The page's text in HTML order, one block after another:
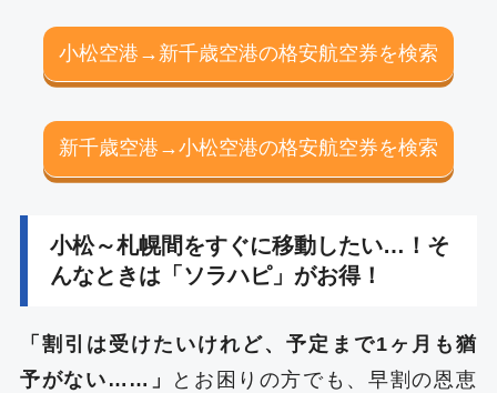
小松空港→新千歳空港の格安航空券を検索
新千歳空港→小松空港の格安航空券を検索
小松～札幌間をすぐに移動したい…！そ
んなときは「ソラハピ」がお得！
「割引は受けたいけれど、予定まで1ヶ月も猶
予がない……」
とお困りの方でも、早割の恩恵